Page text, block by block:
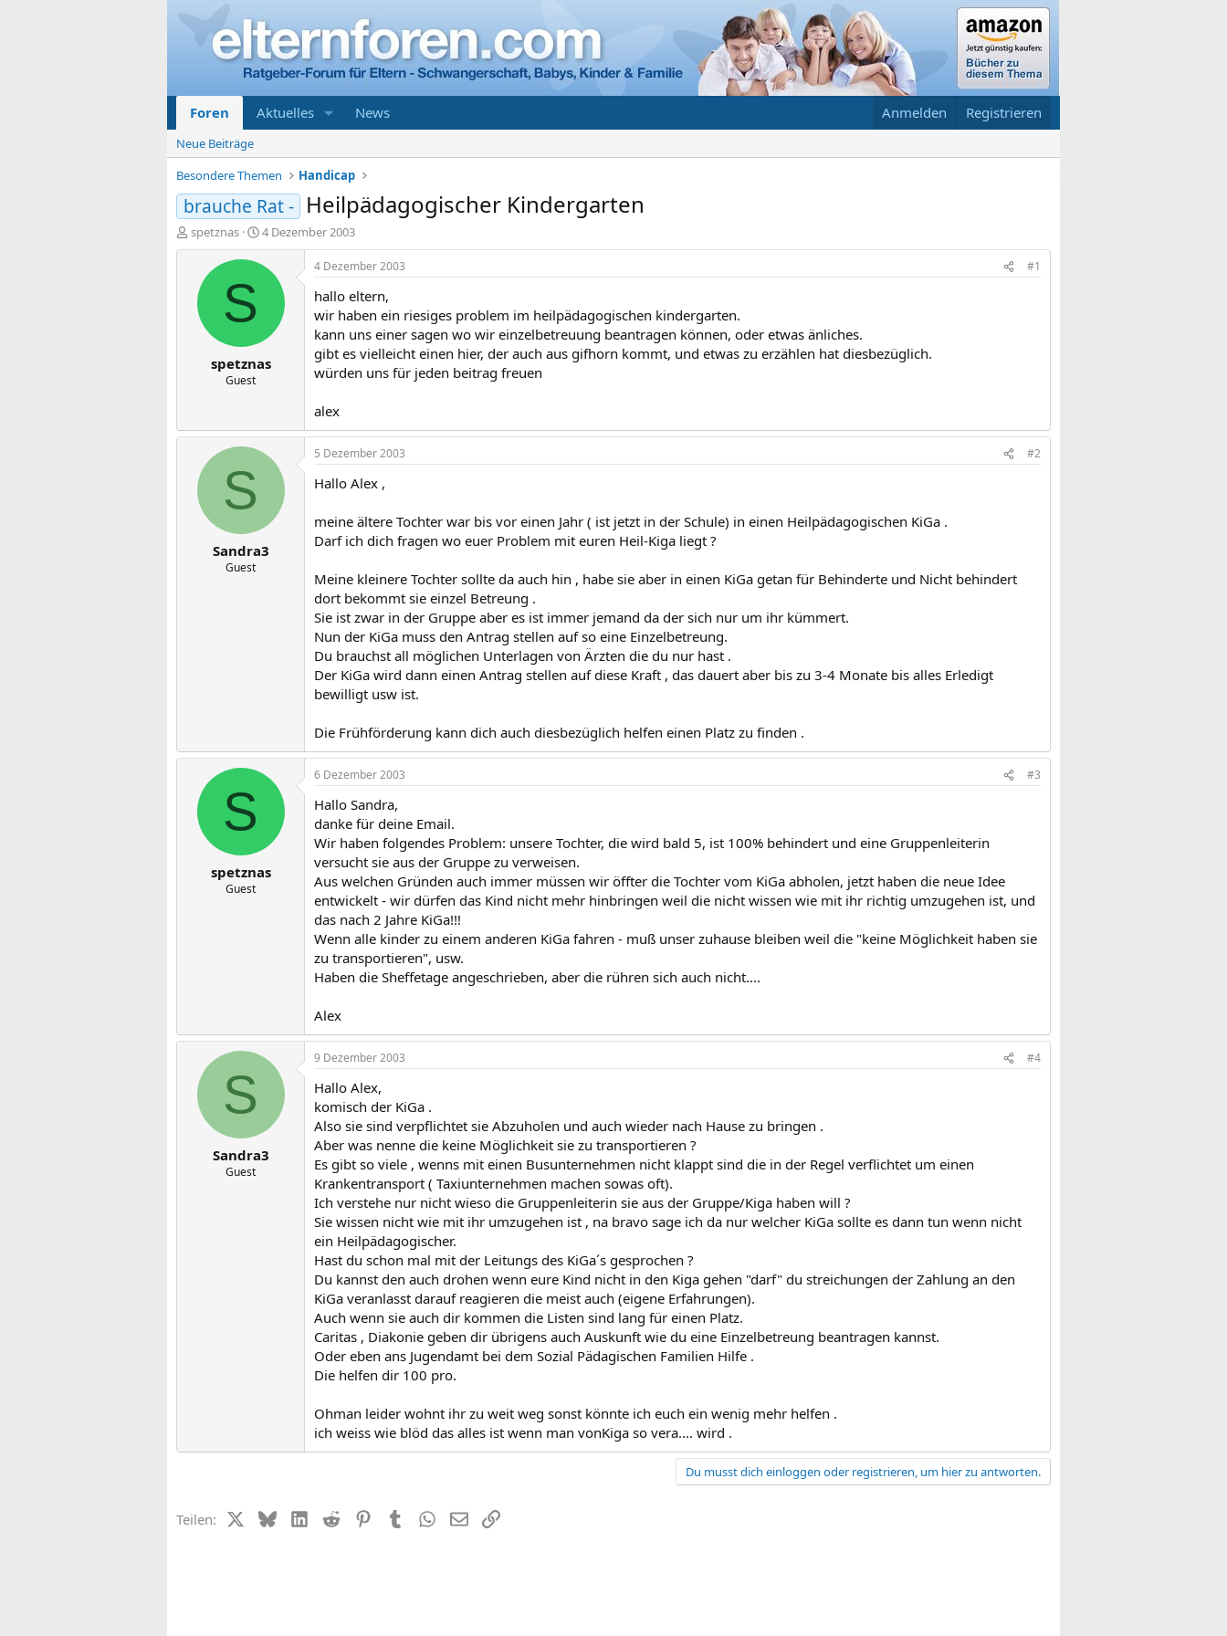
Foren Aktuelles News Anmelden Registrieren
Neue Beiträge
Besondere Themen
Handicap
brauche Rat - Heilpädagogischer Kindergarten
E
r
spetznas
E
r
s
t
a
4 Dezember 2003
S
spetznas
Guest
4 Dezember 2003 #1
hallo eltern,
wir haben ein riesiges problem im heilpädagogischen kindergarten.
kann uns einer sagen wo wir einzelbetreuung beantragen können, oder etwas änliches.
gibt es vielleicht einen hier, der auch aus gifhorn kommt, und etwas zu erzählen hat diesbezüglich.
würden uns für jeden beitrag freuen
alex
S
Sandra3
Guest
5 Dezember 2003 #2
Hallo Alex ,
meine ältere Tochter war bis vor einen Jahr ( ist jetzt in der Schule) in einen Heilpädagogischen KiGa .
Darf ich dich fragen wo euer Problem mit euren Heil-Kiga liegt ?
Meine kleinere Tochter sollte da auch hin , habe sie aber in einen KiGa getan für Behinderte und Nicht behindert
dort bekommt sie einzel Betreung .
Sie ist zwar in der Gruppe aber es ist immer jemand da der sich nur um ihr kümmert.
Nun der KiGa muss den Antrag stellen auf so eine Einzelbetreung.
Du brauchst all möglichen Unterlagen von Ärzten die du nur hast .
Der KiGa wird dann einen Antrag stellen auf diese Kraft , das dauert aber bis zu 3-4 Monate bis alles Erledigt
bewilligt usw ist.
Die Frühförderung kann dich auch diesbezüglich helfen einen Platz zu finden .
S
spetznas
Guest
6 Dezember 2003 #3
Hallo Sandra,
danke für deine Email.
Wir haben folgendes Problem: unsere Tochter, die wird bald 5, ist 100% behindert und eine Gruppenleiterin
versucht sie aus der Gruppe zu verweisen.
Aus welchen Gründen auch immer müssen wir öffter die Tochter vom KiGa abholen, jetzt haben die neue Idee
entwickelt - wir dürfen das Kind nicht mehr hinbringen weil die nicht wissen wie mit ihr richtig umzugehen ist, und
das nach 2 Jahre KiGa!!!
Wenn alle kinder zu einem anderen KiGa fahren - muß unser zuhause bleiben weil die "keine Möglichkeit haben sie
zu transportieren", usw.
Haben die Sheffetage angeschrieben, aber die rühren sich auch nicht....
Alex
S
Sandra3
Guest
9 Dezember 2003 #4
Hallo Alex,
komisch der KiGa .
Also sie sind verpflichtet sie Abzuholen und auch wieder nach Hause zu bringen .
Aber was nenne die keine Möglichkeit sie zu transportieren ?
Es gibt so viele , wenns mit einen Busunternehmen nicht klappt sind die in der Regel verflichtet um einen
Krankentransport ( Taxiunternehmen machen sowas oft).
Ich verstehe nur nicht wieso die Gruppenleiterin sie aus der Gruppe/Kiga haben will ?
Sie wissen nicht wie mit ihr umzugehen ist , na bravo sage ich da nur welcher KiGa sollte es dann tun wenn nicht
ein Heilpädagogischer.
Hast du schon mal mit der Leitungs des KiGa´s gesprochen ?
Du kannst den auch drohen wenn eure Kind nicht in den Kiga gehen "darf" du streichungen der Zahlung an den
KiGa veranlasst darauf reagieren die meist auch (eigene Erfahrungen).
Auch wenn sie auch dir kommen die Listen sind lang für einen Platz.
Caritas , Diakonie geben dir übrigens auch Auskunft wie du eine Einzelbetreung beantragen kannst.
Oder eben ans Jugendamt bei dem Sozial Pädagischen Familien Hilfe .
Die helfen dir 100 pro.
Ohman leider wohnt ihr zu weit weg sonst könnte ich euch ein wenig mehr helfen .
ich weiss wie blöd das alles ist wenn man vonKiga so vera.... wird .
Du musst dich einloggen oder registrieren, um hier zu antworten.
Teilen: X (Twitter)
BlueskyLinkedIn
Reddit PinterestTumblrWhatsApp
E-MailLink